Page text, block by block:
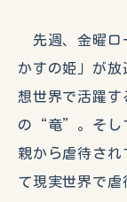
先週、金曜ロ
かすの姫」が放
想世界で活躍
の“竜”。そし
親から虐待さ
て現実世界で